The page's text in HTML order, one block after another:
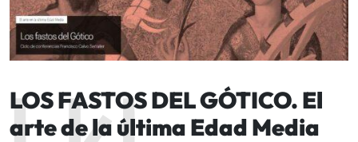
LOS FASTOS DEL GÓTICO. El
arte de la última Edad Media